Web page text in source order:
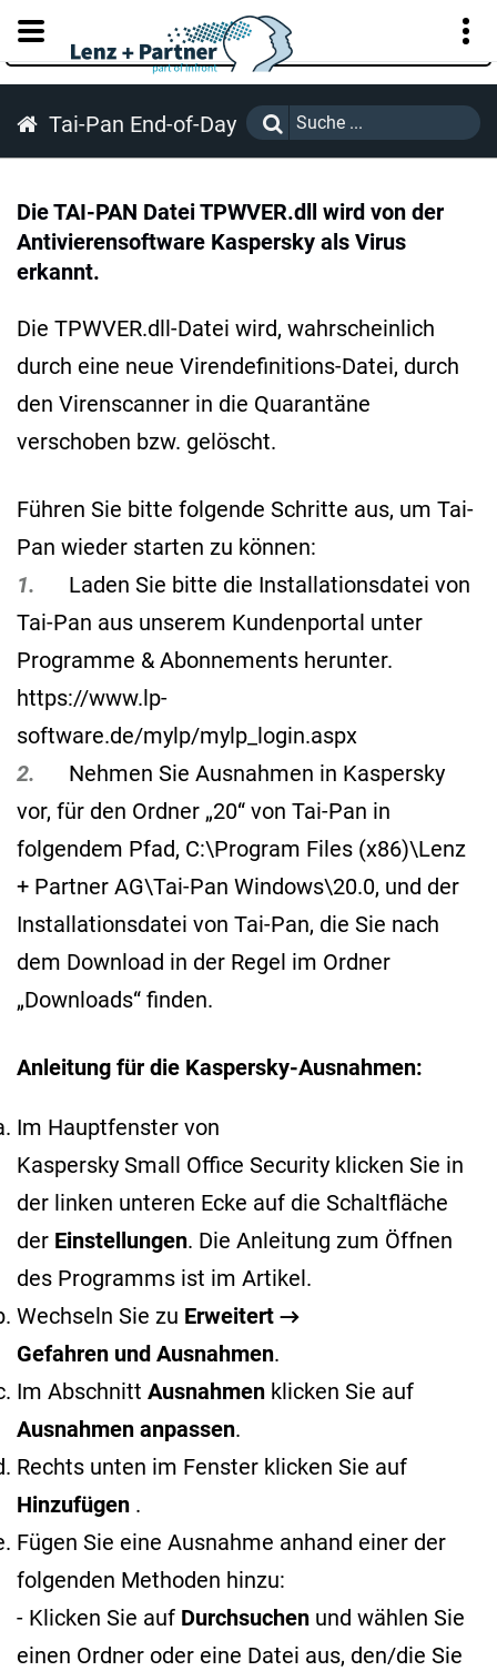
KUNDENPORTAL
Tai-Pan End-of-Day
Die TAI-PAN Datei TPWVER.dll wird von der
Antivierensoftware Kaspersky als Virus
erkannt.
Die TPWVER.dll-Datei wird, wahrscheinlich
durch eine neue Virendefinitions-Datei, durch
den Virenscanner in die Quarantäne
verschoben bzw. gelöscht.
Führen Sie bitte folgende Schritte aus, um Tai-
Pan wieder starten zu können:
1.
Laden Sie bitte die Installationsdatei von
Tai-Pan aus unserem Kundenportal unter
Programme & Abonnements herunter.
https://www.lp-
software.de/mylp/mylp_login.aspx
2.
Nehmen Sie Ausnahmen in Kaspersky
vor, für den Ordner „20“ von Tai-Pan in
folgendem Pfad, C:\Program Files (x86)\Lenz
+ Partner AG\Tai-Pan Windows\20.0, und der
Installationsdatei von Tai-Pan, die Sie nach
dem Download in der Regel im Ordner
„Downloads“ finden.
Anleitung für die Kaspersky-Ausnahmen:
Im Hauptfenster von
Kaspersky Small Office Security klicken Sie in
der linken unteren Ecke auf die Schaltfläche
der Einstellungen. Die Anleitung zum Öffnen
des Programms ist im Artikel.
Wechseln Sie zu Erweitert →
Gefahren und Ausnahmen.
Im Abschnitt Ausnahmen klicken Sie auf
Ausnahmen anpassen.
Rechts unten im Fenster klicken Sie auf
Hinzufügen .
Fügen Sie eine Ausnahme anhand einer der
folgenden Methoden hinzu:
- Klicken Sie auf Durchsuchen und wählen Sie
einen Ordner oder eine Datei aus, den/die Sie